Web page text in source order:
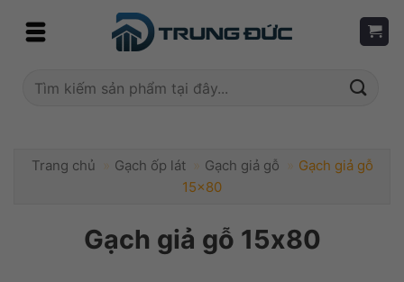
Tìm
Trang chủ » Gạch ốp lát » Gạch giả gỗ » Gạch giả gỗ
15x80
Gạch giả gỗ 15x80